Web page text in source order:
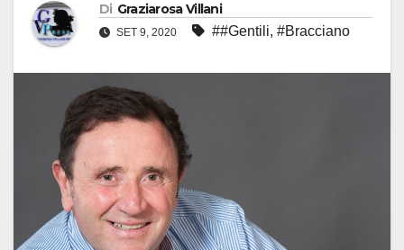
Di Graziarosa Villani
SET 9, 2020 ##Gentili, #Bracciano